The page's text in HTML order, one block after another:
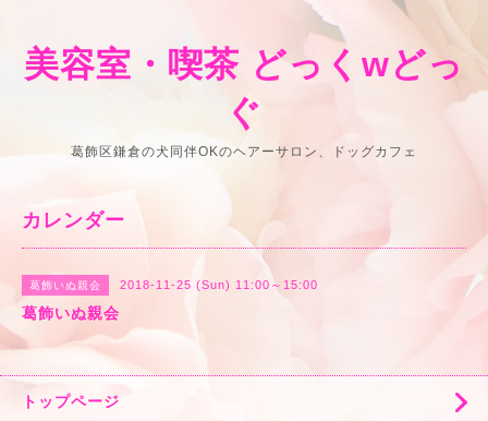
美容室・喫茶 どっくwどっ
ぐ
葛飾区鎌倉の犬同伴OKのヘアーサロン、ドッグカフェ
カレンダー
葛飾いぬ親会 2018-11-25 (Sun) 11:00～15:00
葛飾いぬ親会
トップページ